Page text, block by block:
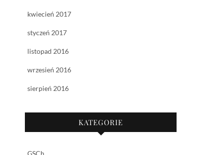
kwiecień 2017
styczeń 2017
listopad 2016
wrzesień 2016
sierpień 2016
KATEGORIE
GSCh